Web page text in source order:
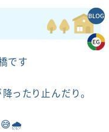
です
ったり止んだり。
😅🌧